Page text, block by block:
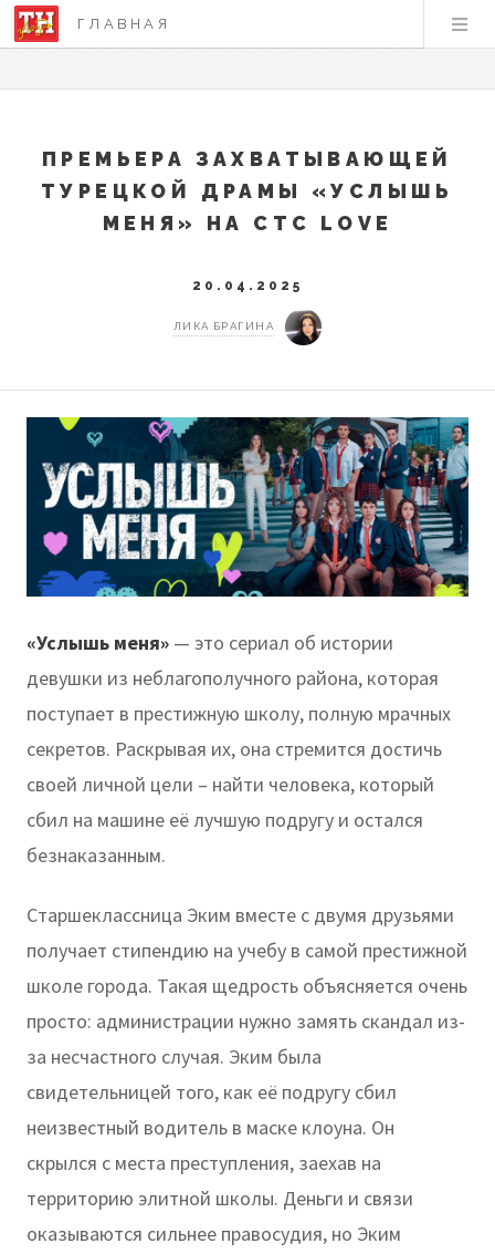
ГЛАВНАЯ
ПРЕМЬЕРА ЗАХВАТЫВАЮЩЕЙ
ТУРЕЦКОЙ ДРАМЫ «УСЛЫШЬ
МЕНЯ» НА СТС LOVE
20.04.2025
ЛИКА БРАГИНА
«Услышь меня» — это сериал об истории
девушки из неблагополучного района, которая
поступает в престижную школу, полную мрачных
секретов. Раскрывая их, она стремится достичь
своей личной цели – найти человека, который
сбил на машине её лучшую подругу и остался
безнаказанным.
Старшеклассница Эким вместе с двумя друзьями
получает стипендию на учебу в самой престижной
школе города. Такая щедрость объясняется очень
просто: администрации нужно замять скандал из-
за несчастного случая. Эким была
свидетельницей того, как её подругу сбил
неизвестный водитель в маске клоуна. Он
скрылся с места преступления, заехав на
территорию элитной школы. Деньги и связи
оказываются сильнее правосудия, но Эким